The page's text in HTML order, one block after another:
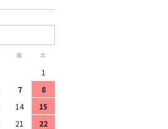
金 土
1
7
8
14
15
21
22